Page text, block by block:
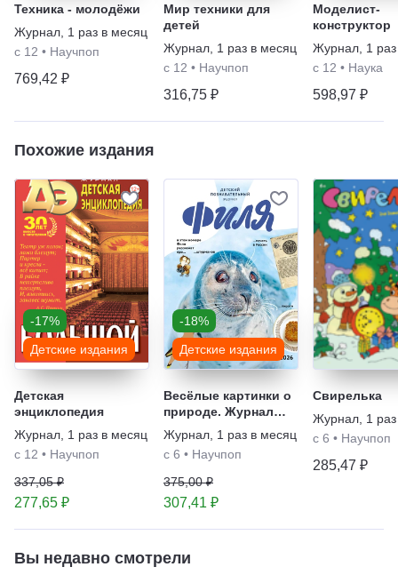
Техника - молодёжи
Журнал 1 раз в месяц
с 12 • Научпоп
769,42 ₽
Мир техники для
детей
Журнал 1 раз в месяц
с 12 • Научпоп
316,75 ₽
Моделист-
конструктор
Журнал 1
с 12 • Наука
598,97 ₽
Похожие издания
-17%
Детские издания
Детская
энциклопедия
Журнал 1 раз в месяц
с 12 • Научпоп
337,05 ₽
277,65 ₽
-18%
Детские издания
Весёлые картинки о
природе. Журнал
для детей "Филя"
Журнал 1 раз в месяц
с 6 • Научпоп
375,00 ₽
307,41 ₽
Свирелька
Журнал 1
с 6 • Научпоп
285,47 ₽
Вы недавно смотрели